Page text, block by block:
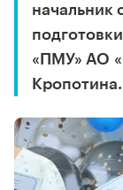
начальник
«ПМУ» АО
Кропотина.